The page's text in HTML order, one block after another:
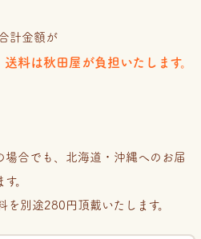
計金額が
料は秋田屋が負担いたします。
合でも、北海道・沖縄へのお届
。
別途280円頂戴いたします。